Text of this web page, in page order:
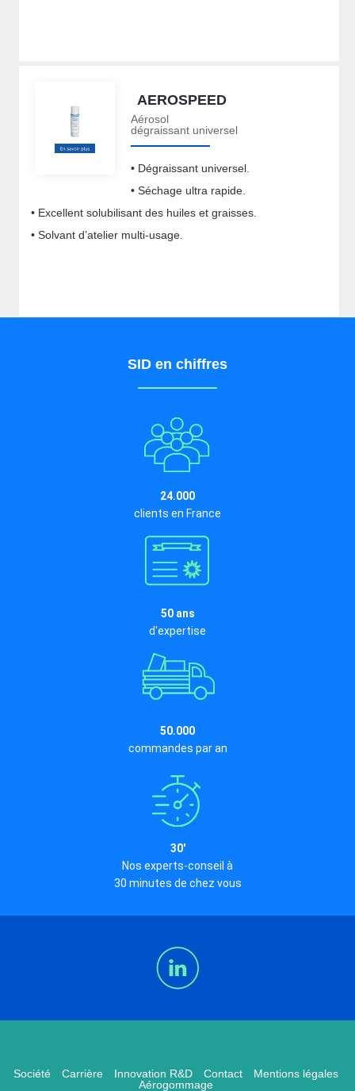
AEROSPEED
Aérosol
dégraissant universel
• Dégraissant universel.
• Séchage ultra rapide.
• Excellent solubilisant des huiles et graisses.
• Solvant d’atelier multi-usage.
SID en chiffres
24.000
clients en France
50 ans
d'expertise
50.000
commandes par an
30'
Nos experts-conseil à
30 minutes de chez vous
Société Carrière Innovation R&D Contact
Mentions légales
Aérogommage